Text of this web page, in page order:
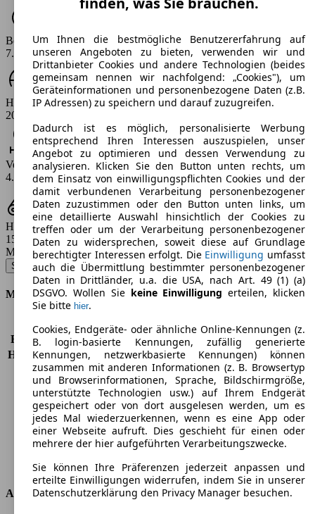
Beschleunigung (0-100 km/h)
7.2 - 11.1 s
Höchstgeschwindigkeit (km/h)
205 - 243 km/h
Verbrauch
4.5 - 6.3 l/100km
Hubraum
1598 - 1968 ccm
Modellbezeichnung :
Superb 1.6 TDI GreenLine - 88 KW (120 PS) (2016/01 - 2018/02)▼
Motor & Leistung
KW (PS)
88 kW (120 PS)
Beschleunigung (0-100 km/h) 11,0s
Höchstgeschwindigkeit (km/h) 209 km/h
Anzahl der Gänge
6
Drehmoment
250 nm
Hubraum
1598 ccm
Kraftstoff
Diesel
Zylinder
4
Getriebe
Schaltgetriebe
Antriebsart
Vorderradantrieb
Abmessungen
Um Ihnen die bestmögliche Benutzererfahrung auf
unseren Angeboten zu bieten, verwenden wir und
Drittanbieter Cookies und andere Technologien (beides
gemeinsam nennen wir nachfolgend: „Cookies"), um
Geräteinformationen und personenbezogene Daten (z.B.
IP Adressen) zu speichern und darauf zuzugreifen.
Dadurch ist es möglich, personalisierte Werbung
entsprechend Ihren Interessen auszuspielen, unser
Angebot zu optimieren und dessen Verwendung zu
analysieren. Klicken Sie den Button unten rechts, um
dem Einsatz von einwilligungspflichten Cookies und der
damit verbundenen Verarbeitung personenbezogener
Daten zuzustimmen oder den Button unten links, um
eine detaillierte Auswahl hinsichtlich der Cookies zu
treffen oder um der Verarbeitung personenbezogener
Daten zu widersprechen, soweit diese auf Grundlage
berechtigter Interessen erfolgt. Die Einwilligung umfasst
auch die Übermittlung bestimmter personenbezogener
Daten in Drittländer, u.a. die USA, nach Art. 49 (1) (a)
DSGVO. Wollen Sie keine Einwilligung erteilen, klicken
Sie bitte hier.
Cookies, Endgeräte- oder ähnliche Online-Kennungen (z.
B. login-basierte Kennungen, zufällig generierte
Kennungen, netzwerkbasierte Kennungen) können
zusammen mit anderen Informationen (z. B. Browsertyp
und Browserinformationen, Sprache, Bildschirmgröße,
unterstützte Technologien usw.) auf Ihrem Endgerät
gespeichert oder von dort ausgelesen werden, um es
jedes Mal wiederzuerkennen, wenn es eine App oder
einer Webseite aufruft. Dies geschieht für einen oder
mehrere der hier aufgeführten Verarbeitungszwecke.
Sie können Ihre Präferenzen jederzeit anpassen und
erteilte Einwilligungen widerrufen, indem Sie in unserer
Datenschutzerklärung den Privacy Manager besuchen.